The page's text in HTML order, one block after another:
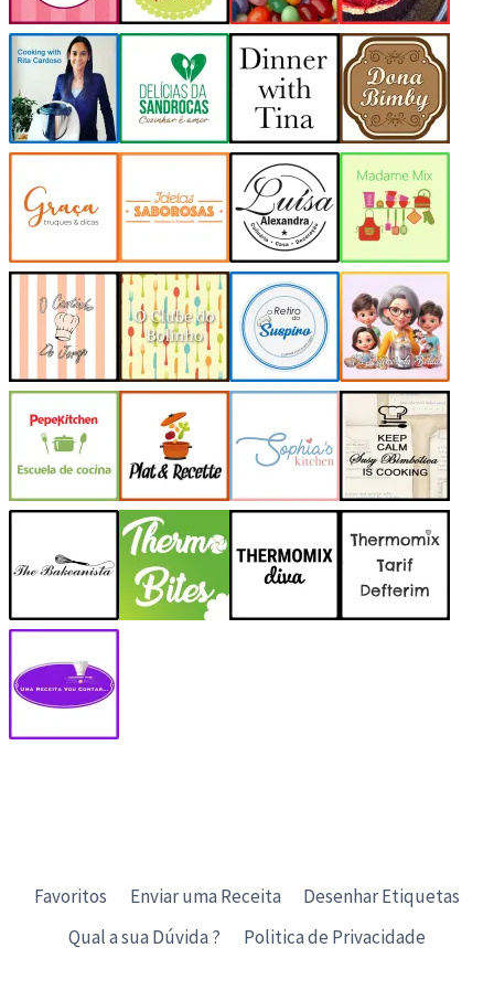
Favoritos Enviar uma Receita
Desenhar Etiquetas
Qual a sua Dúvida ?
Politica de Privacidade